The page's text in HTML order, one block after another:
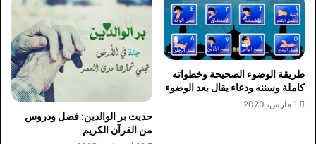
طريقة الوضوء الصحيحة وخطواته
كاملة وسننه ودعاء يقال بعد الوضوء
1 مارس، 2020
حديث بر الوالدين: فضل ودروس
من القرآن الكريم